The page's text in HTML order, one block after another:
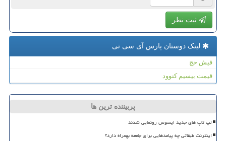
ثبت نظر
لینک دوستان پارس آی سی تی
فیش حج
قیمت بیسیم کنوود
پربیننده ترین ها
لپ تاپ های جدید ایسوس رونمایی شدند
اینترنت طبقاتی چه پیامدهایی برای جامعه بهمراه دارد؟